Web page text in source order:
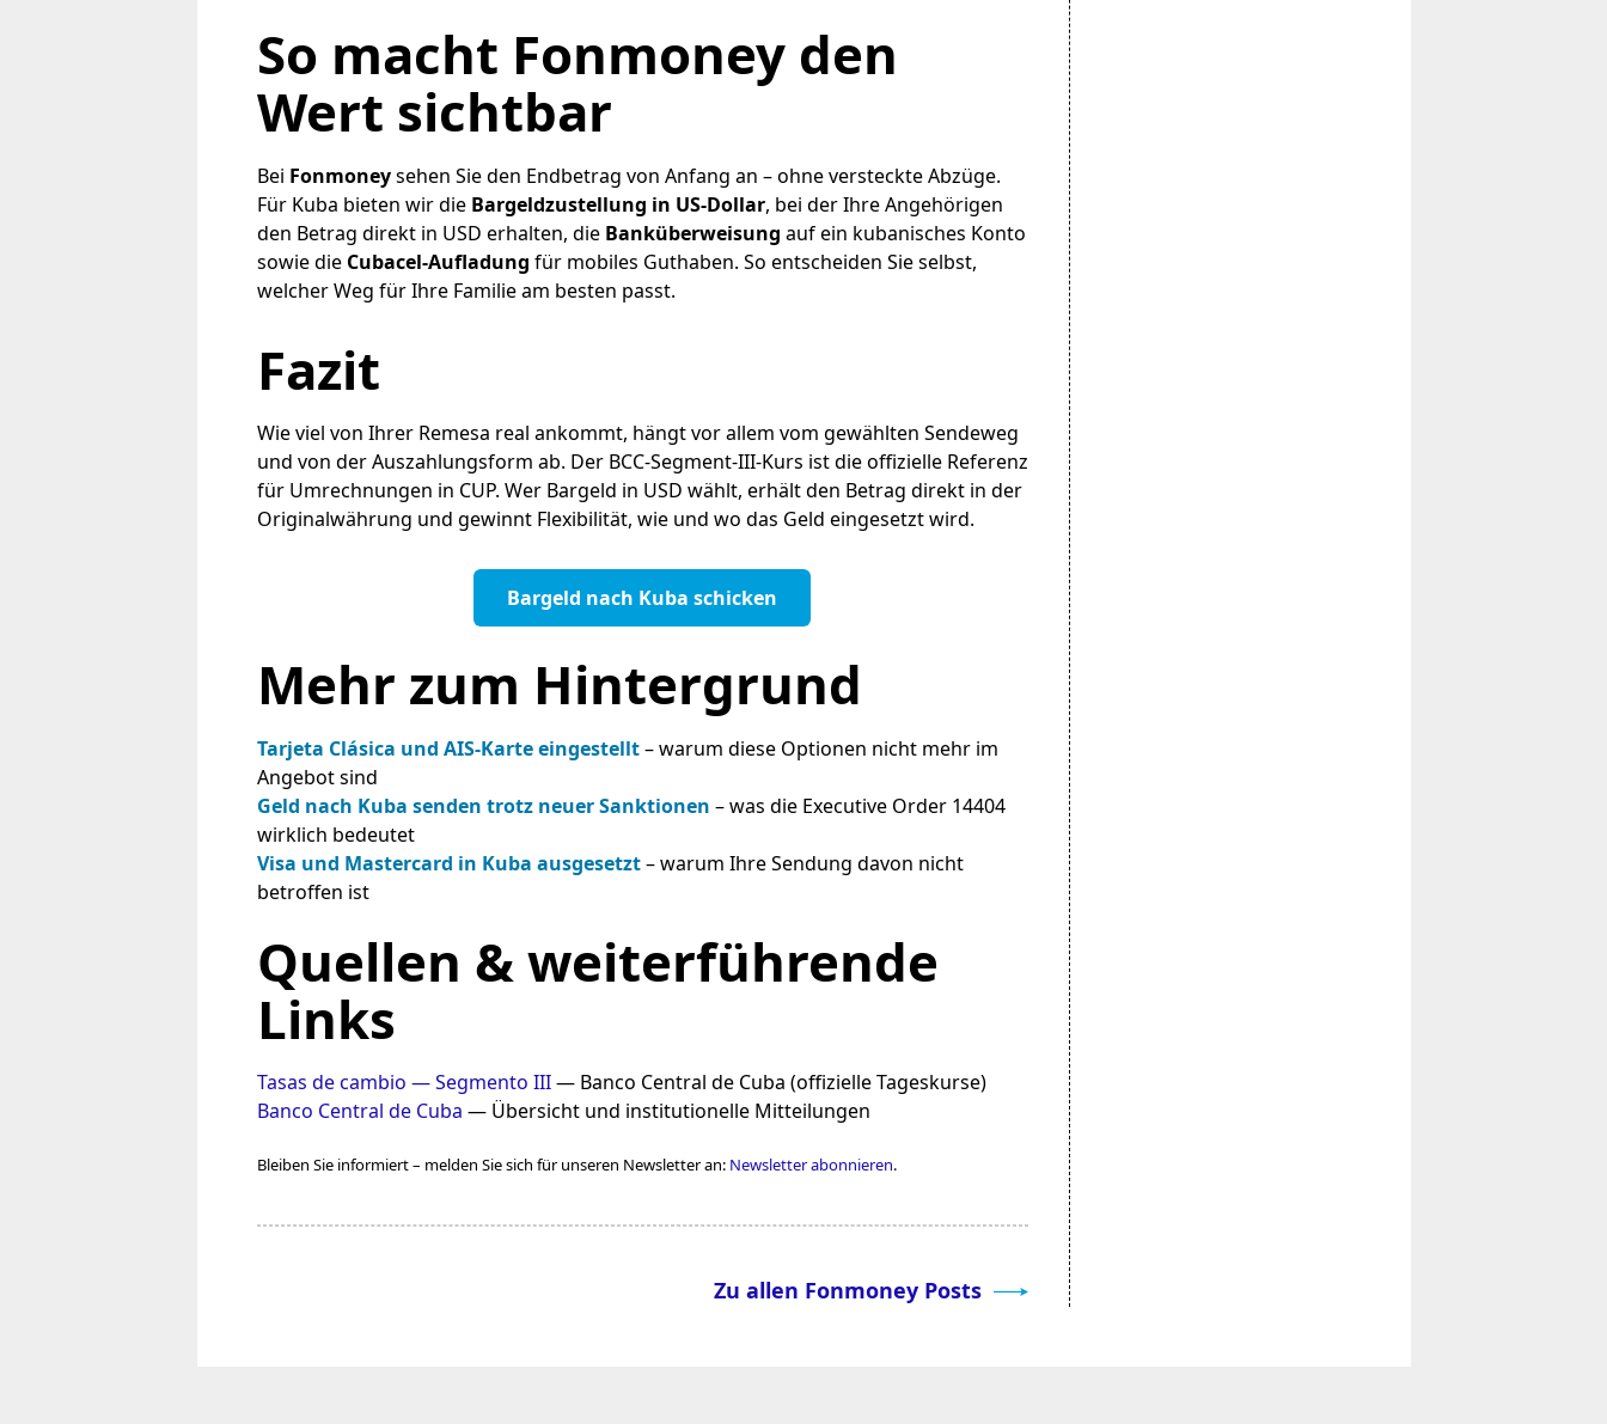
So macht Fonmoney den
Wert sichtbar
Bei Fonmoneysehen Sie den Endbetrag von Anfang an – ohne versteckte Abzüge.
Für Kuba bieten wir die Bargeldzustellung in US-Dollar, bei der Ihre Angehörigen
den Betrag direkt in USD erhalten, die Banküberweisung auf ein kubanisches Konto
sowie die Cubacel-Aufladung für mobiles Guthaben. So entscheiden Sie selbst,
welcher Weg für Ihre Familie am besten passt.
Fazit
Wie viel von Ihrer Remesa real ankommt, hängt vor allem vom gewählten Sendeweg
und von der Auszahlungsform ab. Der BCC-Segment-III-Kurs ist die offizielle Referenz
für Umrechnungen in CUP. Wer Bargeld in USD wählt, erhält den Betrag direkt in der
Originalwährung und gewinnt Flexibilität, wie und wo das Geld eingesetzt wird.
Bargeld nach Kuba schicken
Mehr zum Hintergrund
Tarjeta Clásica und AIS-Karte eingestellt– warum diese Optionen nicht mehr im
Angebot sind
Geld nach Kuba senden trotz neuer Sanktionen – was die Executive Order 14404
wirklich bedeutet
Visa und Mastercard in Kuba ausgesetzt– warum Ihre Sendung davon nicht
betroffen ist
Quellen & weiterführende
Links
Tasas de cambio — Segmento III— Banco Central de Cuba (offizielle Tageskurse)
Banco Central de Cuba — Übersicht und institutionelle Mitteilungen
Bleiben Sie informiert – melden Sie sich für unseren Newsletter an: Newsletter abonnieren.
Zu allen Fonmoney Posts